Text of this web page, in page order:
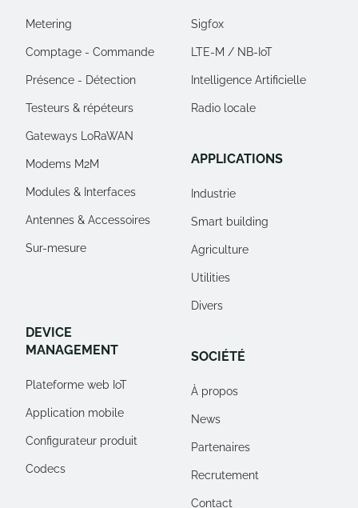
Metering
Comptage - Commande
Présence - Détection
Testeurs & répéteurs
Gateways LoRaWAN
Modems M2M
Modules & Interfaces
Antennes & Accessoires
Sur-mesure
DEVICE
MANAGEMENT
Plateforme web IoT
Application mobile
Configurateur produit
Codecs
Sigfox
LTE-M / NB-IoT
Intelligence Artificielle
Radio locale
APPLICATIONS
Industrie
Smart building
Agriculture
Utilities
Divers
SOCIÉTÉ
À propos
News
Partenaires
Recrutement
Contact